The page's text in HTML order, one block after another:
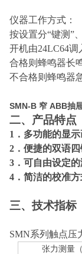
仪器工作方式：
按设置分“键测”
开机由24LC64
合格则蜂鸣器长
不合格则蜂鸣器
SMN-B 窄 ABB抽
二、产品特点
1．多功能的显
2．便捷的双语
3．可自由设定
4．简洁的校准方
三、技术指标
SMN系列触点压
张力测量